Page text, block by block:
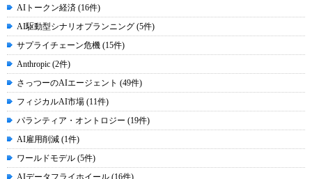
AIトークン経済 (16件)
AI駆動型シナリオプランニング (5件)
サプライチェーン危機 (15件)
Anthropic (2件)
さっつーのAIエージェント (49件)
フィジカルAI市場 (11件)
パランティア・オントロジー (19件)
AI雇用削減 (1件)
ワールドモデル (5件)
AIデータフライホイール (16件)